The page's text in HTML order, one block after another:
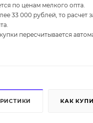
по ценам мелкого опта.
33 000 рублей, то расчет
пересчитывается
КАК